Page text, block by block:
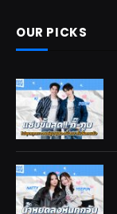
OUR PICKS